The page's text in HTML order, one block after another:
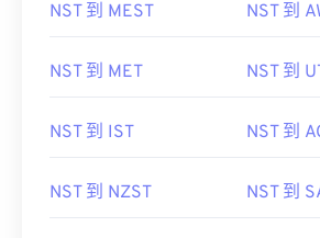
NST 到 MEST NST 到
NST 到 MET NST 到
NST 到 IST NST 到
NST 到 NZST NST 到